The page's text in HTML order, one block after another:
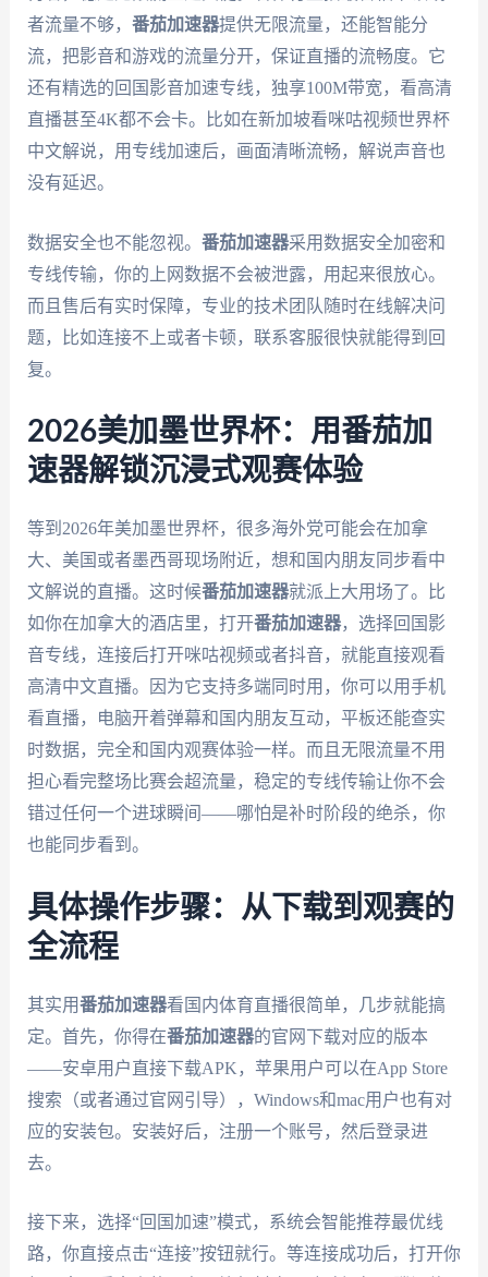
者流量不够， 番茄加速器提供无限流量，还能智能分
流，把影音和游戏的流量分开，保证直播的流畅度。它
还有精选的回国影音加速专线，独享100M带宽，看高清
直播甚至4K都不会卡。比如在新加坡看咪咕视频世界杯
中文解说，用专线加速后，画面清晰流畅，解说声音也
没有延迟。
数据安全也不能忽视。 番茄加速器采用数据安全加密和
专线传输，你的上网数据不会被泄露，用起来很放心。
而且售后有实时保障，专业的技术团队随时在线解决问
题，比如连接不上或者卡顿，联系客服很快就能得到回
复。
2026美加墨世界杯：用番茄加
速器解锁沉浸式观赛体验
等到2026年美加墨世界杯，很多海外党可能会在加拿
大、美国或者墨西哥现场附近，想和国内朋友同步看中
文解说的直播。这时候番茄加速器就派上大用场了。比
如你在加拿大的酒店里，打开番茄加速器，选择回国影
音专线，连接后打开咪咕视频或者抖音，就能直接观看
高清中文直播。因为它支持多端同时用，你可以用手机
看直播，电脑开着弹幕和国内朋友互动，平板还能查实
时数据，完全和国内观赛体验一样。而且无限流量不用
担心看完整场比赛会超流量，稳定的专线传输让你不会
错过任何一个进球瞬间——哪怕是补时阶段的绝杀，你
也能同步看到。
具体操作步骤：从下载到观赛的
全流程
其实用番茄加速器看国内体育直播很简单，几步就能搞
定。首先，你得在番茄加速器的官网下载对应的版本
——安卓用户直接下载APK，苹果用户可以在App Store
搜索（或者通过官网引导），Windows和mac用户也有对
应的安装包。安装好后，注册一个账号，然后登录进
去。
接下来，选择“回国加速”模式，系统会智能推荐最优线
路，你直接点击“连接”按钮就行。等连接成功后，打开你